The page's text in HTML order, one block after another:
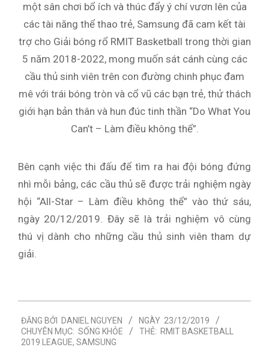
một sân chơi bổ ích và thúc đẩy ý chí vươn lên của
các tài năng thể thao trẻ, Samsung đã cam kết tài
trợ cho Giải bóng rổ RMIT Basketball trong thời gian
5 năm 2018-2022, mong muốn sát cánh cùng các
cầu thủ sinh viên trên con đường chinh phục đam
mê với trái bóng tròn và cổ vũ các bạn trẻ, thử thách
giới hạn bản thân và hun đúc tinh thần “Do What You
Can’t – Làm điều không thể”.
Bên cạnh việc thi đấu để tìm ra hai đội bóng đứng
nhì mỗi bảng, các cầu thủ sẽ được trải nghiệm ngày
hội “All-Star – Làm điều không thể” vào thứ sáu,
ngày 20/12/2019. Đây sẽ là trải nghiệm vô cùng
thú vị dành cho những cầu thủ sinh viên tham dự
giải.
12-
23
ĐĂNG BỞI DANIEL NGUYEN NGÀY 23/12/2019
CHUYÊN MỤC: SỐNG KHỎE THẺ: RMIT BASKETBALL
2019 LEAGUE, SAMSUNG